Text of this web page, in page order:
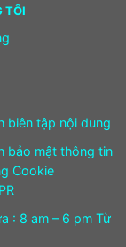
TÔI
biên tập nội dung
bảo mật thông tin
Cookie
: 8 am – 6 pm Từ